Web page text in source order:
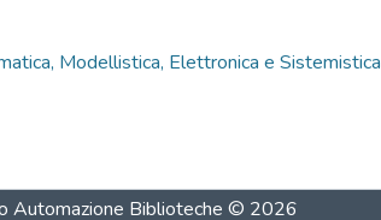
Modellistica, Elettronica e Sistemistica
Automazione Biblioteche © 2026